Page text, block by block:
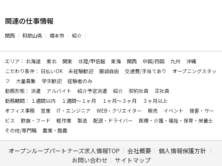
関連の仕事情報
関西 和歌山県 橋本市 紹介
エリア： 北海道 東北 関東 北陸/甲信越 東海 関西 中国/四国 九州
沖縄
こだわり条件： 日払いOK 未経験歓迎 服装自由 交通費/手当てあり
オープニングスタッ
フ
大量募集 学生歓迎
経験者のみ
勤務形態： 派遣 アルバイト 紹介予定派遣 紹介 契約社員
正社員
勤務期間： １週間以内 １週間～１ヶ月 １ヶ月～３ヶ月
３ヶ月以上
オフィス事務
営業 IT・エンジニア WEB・クリエイター 販売 イベント
接客・サー
ビス
飲食・フード 軽作業 製造 配送・ドライバー
医療・介護・福祉・保育・栄養士
その他/専門職
農業・酪農
オープンループパートナーズ求人情報TOP 会社概要
個人情報保護方針
お問い合わせ
サイトマップ